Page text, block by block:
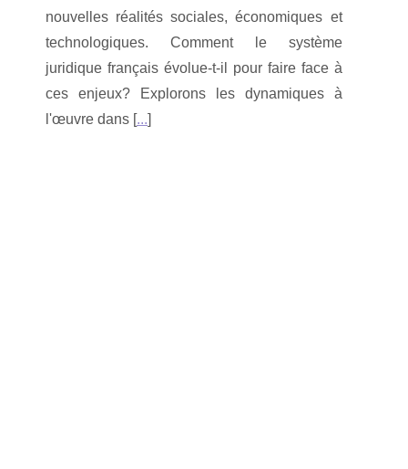
nouvelles réalités sociales, économiques et
technologiques. Comment le système
juridique français évolue-t-il pour faire face à
ces enjeux? Explorons les dynamiques à
l'œuvre dans [...]